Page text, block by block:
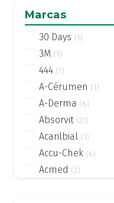
Marcas
30 Days (1)
3M (1)
444 (1)
A-Cérumen (1)
A-Derma (6)
Absorvit (21)
Acarilbial (1)
Accu-Chek (4)
Acmed (2)